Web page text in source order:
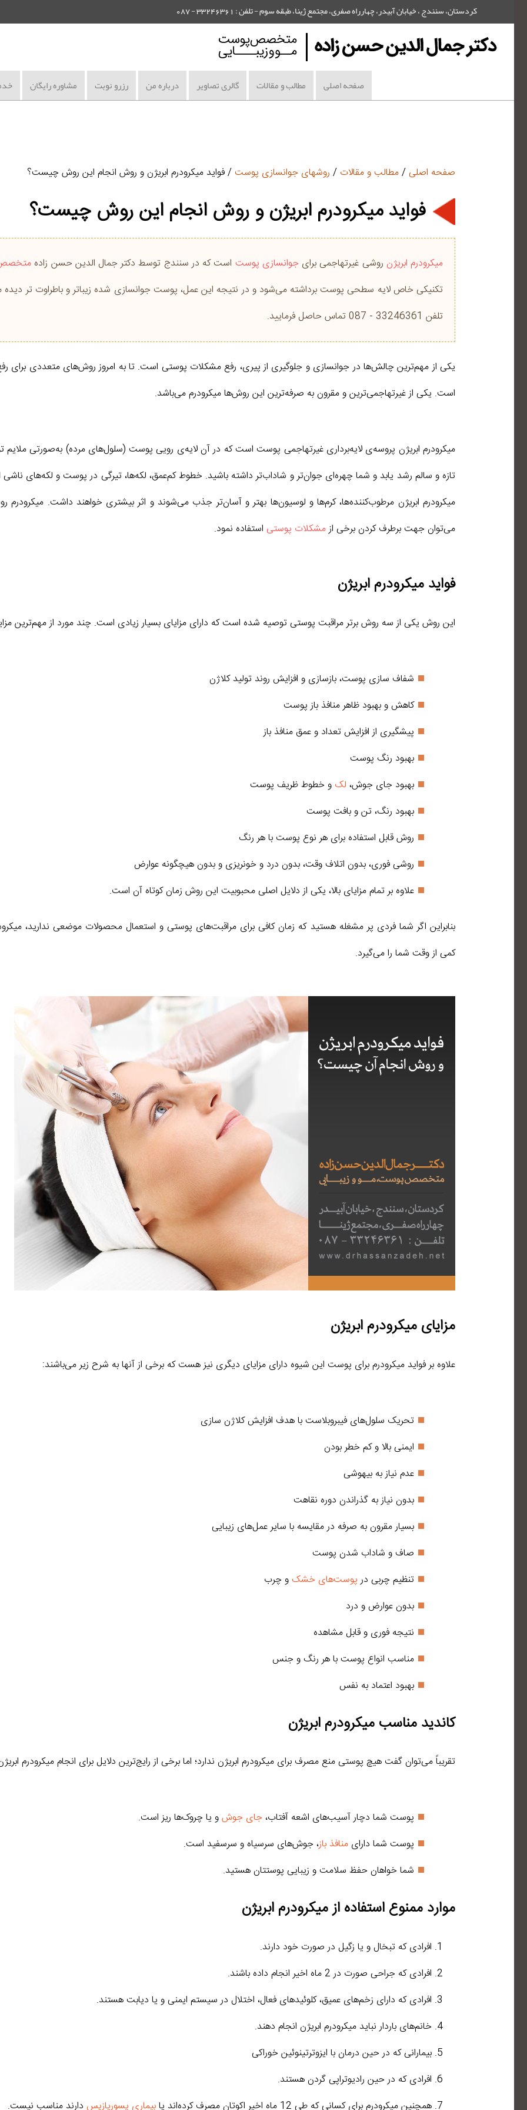
کردستان، سنندج ، خیابان آبیدر، چهارراه صفری، مجتمع ژینا، طبقه سوم - تلفن : 33246361 - 087
صفحه اصلی مطالب و مقالات گالری تصاویر درباره من رزرو نوبت مشاوره رایگان
صفحه اصلی /مطالب و مقالات / روشهای جوانسازی پوست/ فواید میکرودرم ابریژن و روش انجام این روش چیست؟
فواید میکرودرم ابریژن و روش انجام این روش چیست؟
میکرودرم ابریژن روشی غیرتهاجمی برای جوانسازی پوست است که در سنندج توسط دکتر جمال الدین حسن زاده
تکنیکی خاص لایه سطحی پوست برداشته می‌شود و در نتیجه این عمل، پوست جوانسازی شده زیباتر و باطراوت تر
تلفن 33246361 - 087 تماس حاصل فرمایید.
یکی از مهم‌ترین چالش‌ها در جوانسازی و جلوگیری از پیری، رفع مشکلات پوستی است. تا به امروز روش‌های متعددی
است. یکی از غیرتهاجمی‌ترین و مقرون به صرفه‌ترین این روش‌ها میکرودرم می‌باشد.
میکرودرم ابریژن پروسه‌ی لایه‌برداری غیرتهاجمی پوست است که در آن لایه‌ی رویی پوست (سلول‌های مرده) به‌صورتی
تازه و سالم رشد یابد و شما چهره‌ای جوان‌تر و شاداب‌تر داشته باشید. خطوط کم‌عمق، لکه‌ها، تیرگی در پوست و لکه‌های ناشی
میکرودرم ابریژن مرطوب‌کننده‌ها، کرم‌ها و لوسیون‌ها بهتر و آسان‌تر جذب می‌شوند و اثر بیشتری خواهند داشت.
می‌توان جهت برطرف کردن برخی ازمشکلات پوستی استفاده نمود.
فواید میکرودرم ابریژن
این روش یکی از سه روش برتر مراقبت پوستی توصیه شده است که دارای مزایای بسیار زیادی است. چند مورد از مهم‌ترین
شفاف سازی پوست، بازسازی و افزایش روند تولید کلاژن
کاهش و بهبود ظاهر منافذ باز پوست
پیشگیری از افزایش تعداد و عمق منافذ باز
بهبود رنگ پوست
بهبود جای جوش، لک و خطوط ظریف پوست
بهبود رنگ، تن و بافت پوست
روش قابل استفاده برای هر نوع پوست با هر رنگ
روشی فوری، بدون اتلاف وقت، بدون درد و خونریزی و بدون هیچگونه عوارض
علاوه بر تمام مزایای بالا، یکی از دلایل اصلی محبوبیت این روش زمان کوتاه آن است.
بنابراین اگر شما فردی پر مشغله هستید که زمان کافی برای مراقبت‌های پوستی و استعمال محصولات موضعی ندارید،
کمی از وقت شما را می‌گیرد.
مزایای میکرودرم ابریژن
علاوه بر فواید میکرودرم برای پوست این شیوه دارای مزایای دیگری نیز هست که برخی از آنها به شرح زیر می‌باشند:
تحریک سلول‌های فیبروبلاست با هدف افزایش کلاژن سازی
ایمنی بالا و کم خطر بودن
عدم نیاز به بیهوشی
بدون نیاز به گذراندن دوره نقاهت
بسیار مقرون به صرفه در مقایسه با سایر عمل‌های زیبایی
صاف و شاداب شدن پوست
تنظیم چربی درپوست‌های خشک و چرب
بدون عوارض و درد
نتیجه فوری و قابل مشاهده
مناسب انواع پوست‎ با هر رنگ و جنس
بهبود اعتماد به نفس
کاندید مناسب میکرودرم ابریژن
تقریباً می‌توان گفت هیچ پوستی منع مصرف برای میکرودرم ابریژن ندارد؛ اما برخی از رایج‌ترین دلایل برای انجام میکرودرم ابریژن
پوست شما دچار آسیب‌های اشعه آفتاب، جای جوشو یا چروک‌ها ریز است.
پوست شما دارای منافذ باز، جوش‌های سرسیاه و سرسفید است.
شما خواهان حفظ سلامت و زیبایی پوستتان هستید.
موارد ممنوع استفاده از میکرودرم ابریژن
افرادی که تبخال و یا زگیل در صورت خود دارند.
افرادی که جراحی صورت در 2 ماه اخیر انجام داده باشند.
افرادی که دارای زخم‌های عمیق، کلوئیدهای فعال، اختلال در سیستم ایمنی و یا دیابت هستند.
خانم‌های باردار نباید میکرودرم ابریژن انجام دهند.
بیمارانی که در حین درمان با ایزوترتینوئین خوراکی
افرادی که در حین رادیوتراپی گردن هستند.
همچنین میکرودرم برای کسانی که طی 12 ماه اخیر اکوتان مصرف کرده‌اند یا
بیماری پسوریازیس دارند مناسب نیست.